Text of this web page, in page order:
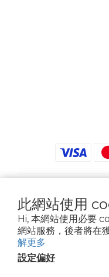
此網站使用
Hi, 本網站使用必要
網站服務，後者將在
解更多
設定偏好
$ TWD 繁體中
2021 © iGreenbag | DoaBag |
659-5號3樓 | 02-2903-